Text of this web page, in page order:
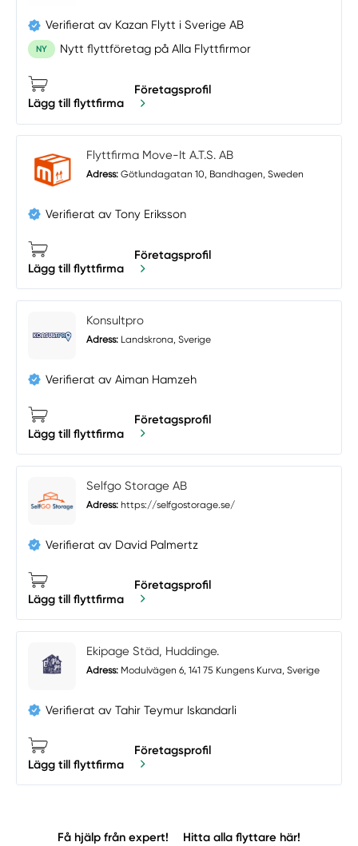
Verifierat av Kazan Flytt i Sverige AB
NY Nytt flyttföretag på Alla Flyttfirmor
Lägg till flyttfirma
Företagsprofil
Flyttfirma Move-It A.T.S. AB
Adress: Götlundagatan 10, Bandhagen, Sweden
Verifierat av Tony Eriksson
Lägg till flyttfirma
Företagsprofil
Konsultpro
Adress: Landskrona, Sverige
Verifierat av Aiman Hamzeh
Lägg till flyttfirma
Företagsprofil
Selfgo Storage AB
Adress: https://selfgostorage.se/
Verifierat av David Palmertz
Lägg till flyttfirma
Företagsprofil
Ekipage Städ, Huddinge.
Adress: Modulvägen 6, 141 75 Kungens Kurva, Sverige
Verifierat av Tahir Teymur Iskandarli
Lägg till flyttfirma
Företagsprofil
Få hjälp från expert! Hitta alla flyttare här!